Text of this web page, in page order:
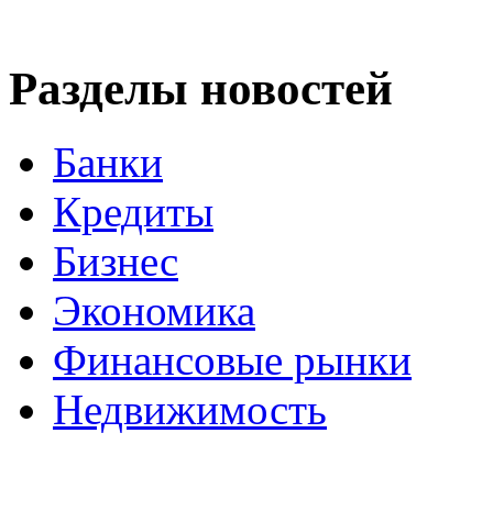
Разделы новостей
Банки
Кредиты
Бизнес
Экономика
Финансовые рынки
Недвижимость